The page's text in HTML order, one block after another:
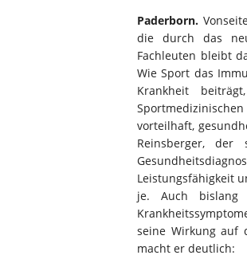
Paderborn.
die durch das
Fachleuten bleibt
Wie Sport das
Krankheit
vorteilhaft,
Reinsberger, der
Leistungsfähigkeit
je. Auch
seine Wirkung auf
macht er deutlich: